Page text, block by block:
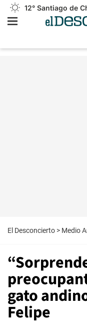
12° Santiago de
El Desconcierto > Medio
gato
Felipe